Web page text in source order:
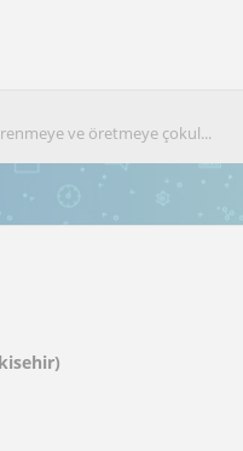
ve öretmeye çokul...